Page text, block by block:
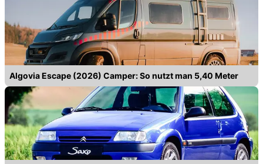
Algovia Escape (2026) Camper: So nutzt man 5,40 Meter